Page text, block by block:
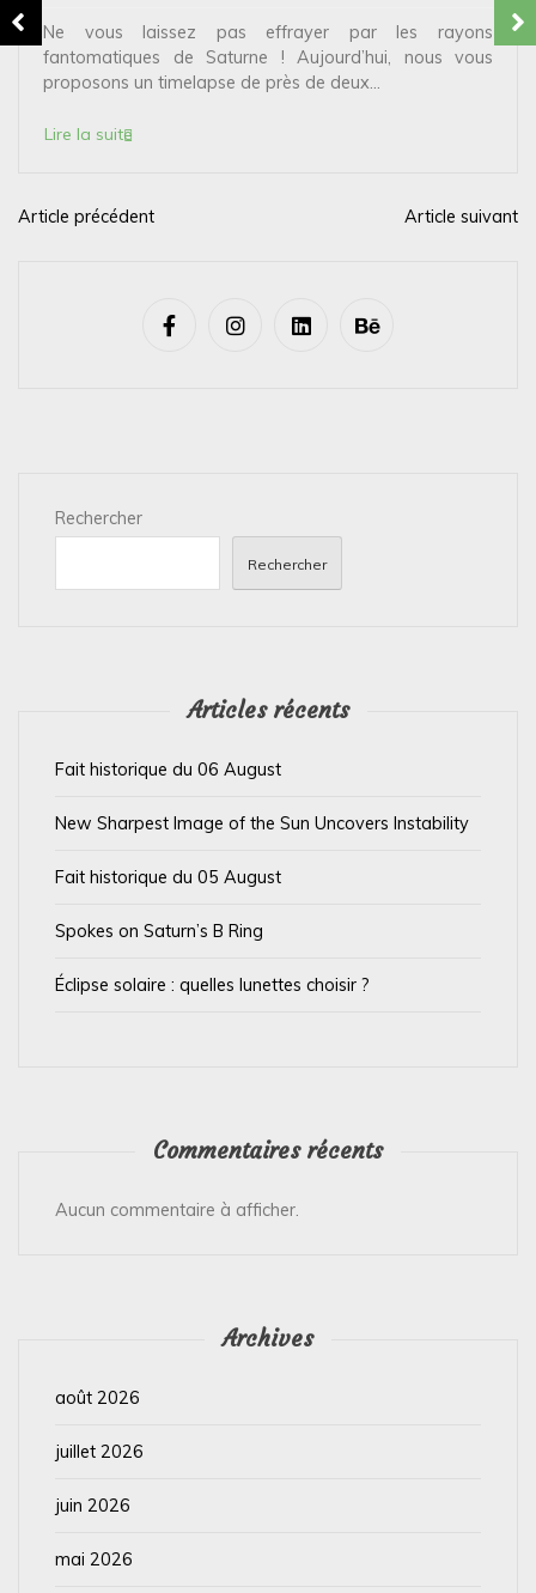
Ne vous laissez pas effrayer par les rayons
fantomatiques de Saturne ! Aujourd’hui, nous vous
proposons un timelapse de près de deux...
Lire la suite
N
Article précédent Article suivant
Rechercher
Rechercher
Articles récents
Fait historique du 06 August
New Sharpest Image of the Sun Uncovers Instability
Fait historique du 05 August
Spokes on Saturn’s B Ring
Éclipse solaire : quelles lunettes choisir ?
Commentaires récents
Aucun commentaire à afficher.
Archives
août 2026
juillet 2026
juin 2026
mai 2026